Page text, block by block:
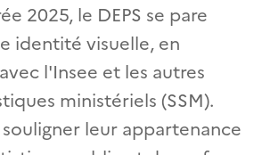
2025, le DEPS se pare
identité visuelle, en
l'Insee et les autres
ministériels (SSM).
leur appartenance